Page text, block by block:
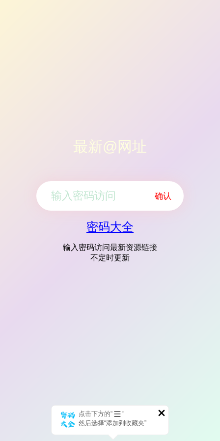
最新@网址
确认
密码大全
输入密码访问最新资源链接
不定时更新
点击下方的“
”
然后选择“添加到收藏夹”